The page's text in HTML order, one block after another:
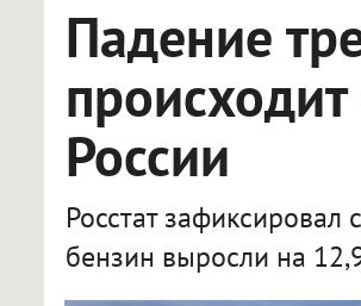
Падение
России
Росстат
бензин выросли на